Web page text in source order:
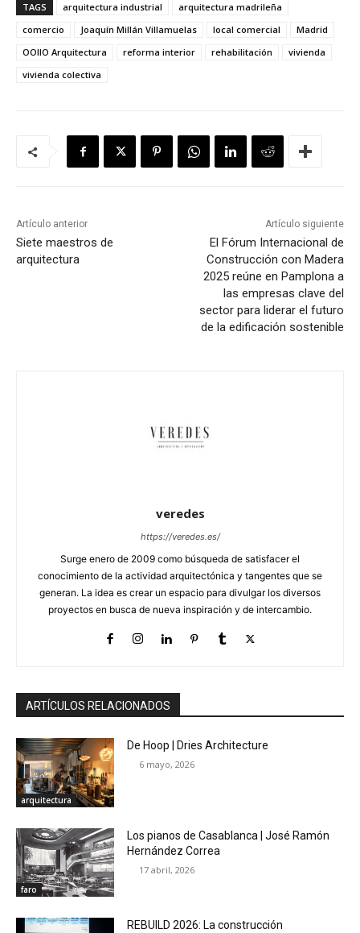
TAGS arquitectura industrial
arquitectura madrileña
comercio
Joaquín Millán Villamuelas local comercial
Madrid
OOIIO Arquitectura
reforma interior rehabilitación
vivienda
vivienda colectiva
Artículo anterior
Siete maestros de
arquitectura
Artículo siguiente
El Fórum Internacional de
Construcción con Madera
2025 reúne en Pamplona a
las empresas clave del
sector para liderar el futuro
de la edificación sostenible
veredes
https://veredes.es/
Surge enero de 2009 como búsqueda de satisfacer el
conocimiento de la actividad arquitectónica y tangentes que se
generan. La idea es crear un espacio para divulgar los diversos
proyectos en busca de nueva inspiración y de intercambio.
ARTÍCULOS RELACIONADOS
arquitectura
De Hoop | Dries Architecture
6 mayo, 2026
faro
Los pianos de Casablanca | José Ramón
Hernández Correa
17 abril, 2026
REBUILD 2026: La construcción